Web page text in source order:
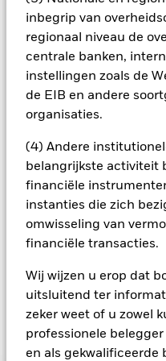
inbegrip van
regionaal niveau de
centrale banken,
instellingen zoals de
de EIB en andere
organisaties.
(4) Andere
belangrijkste activiteit
financiële
instanties die zich
omwisseling van
financiële transacties.
Wij wijzen u erop dat
uitsluitend ter
zeker weet of u zowel
professionele
en als gekwalificeerde
beheermaatschappij van
geschikte procedures
minimaliseren. Via het
het fonds, kunt u een lijst
fonds bekijken –
aangegeven door het
aandelenklassen met
verkrijgbaar bij de
In de mate waarin het
te reduceren, ontvangt het
verbonden inkomsten en
goede aan BlackRock als
exploitatiekosten van het
de lopende kosten